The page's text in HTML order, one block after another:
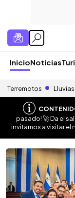
InicioNoticias
Terremotos Lluvias
pasado! 🚀 Da el
invitamos a visitar